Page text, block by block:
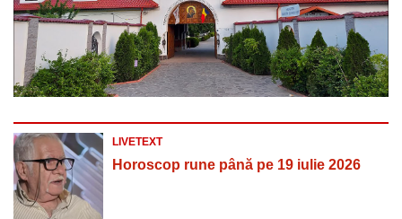
LIVETEXT
Horoscop rune până pe 19 iulie 2026